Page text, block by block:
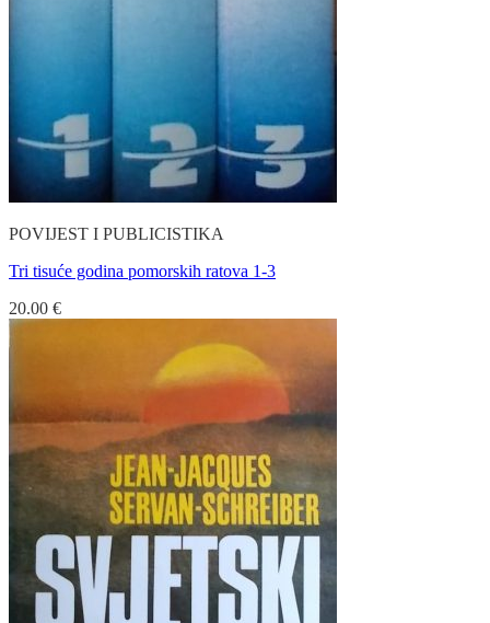
POVIJEST I PUBLICISTIKA
Tri tisuće godina pomorskih ratova 1-3
20.00 €